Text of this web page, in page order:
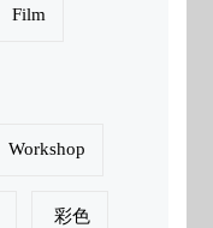
Film
Workshop
彩色